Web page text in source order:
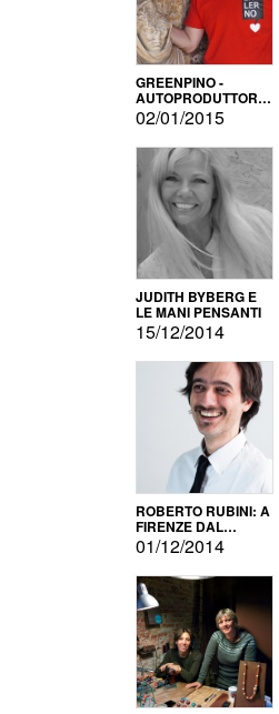
GREENPINO -
AUTOPRODUTTORE
PER AMORE
02/01/2015
JUDITH BYBERG E
LE MANI PENSANTI
15/12/2014
ROBERTO RUBINI: A
FIRENZE DAL
PRODOTTO ALLA
PROMOZIONE
01/12/2014